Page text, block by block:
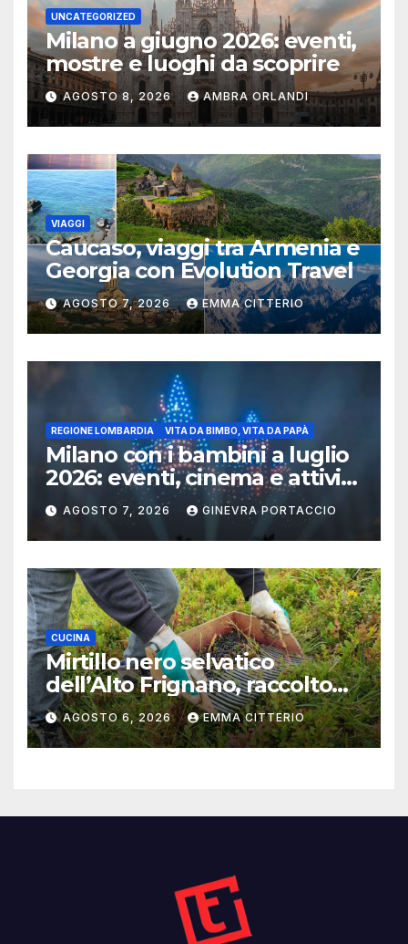
UNCATEGORIZED
Milano a giugno 2026: eventi,
mostre e luoghi da scoprire
AGOSTO 8, 2026 AMBRA ORLANDI
VIAGGI
Caucaso, viaggi tra Armenia e
Georgia con Evolution Travel
AGOSTO 7, 2026 EMMA CITTERIO
REGIONE LOMBARDIA VITA DA BIMBO, VITA DA PAPÀ
Milano con i bambini a luglio
2026: eventi, cinema e attività
per famiglie
AGOSTO 7, 2026 GINEVRA PORTACCIO
CUCINA
Mirtillo nero selvatico
dell’Alto Frignano, raccolto
buono e clima da monitorare
AGOSTO 6, 2026 EMMA CITTERIO